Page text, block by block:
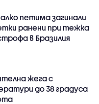
петима загинали
ранени при тежка
в Бразилия
жега с
до 38 градуса